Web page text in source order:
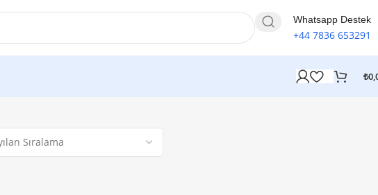
Whatsapp Destek
+44 7836 653291
₺